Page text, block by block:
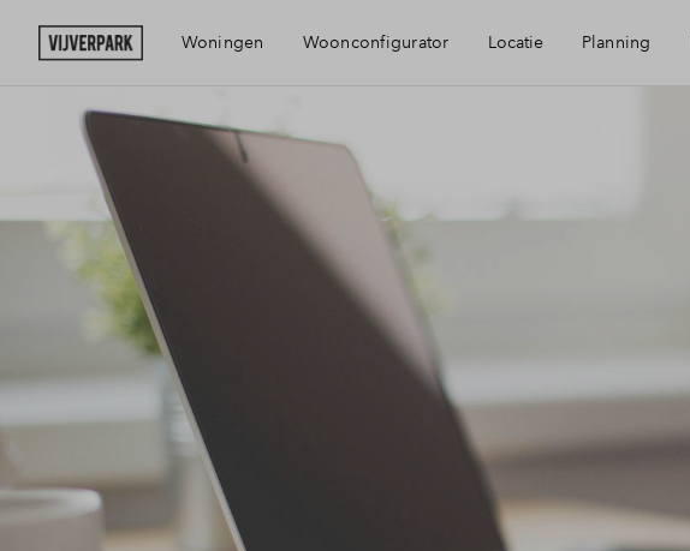
Woningen Woonconfigurator Locatie
Voorzieningen
Visie
Planning